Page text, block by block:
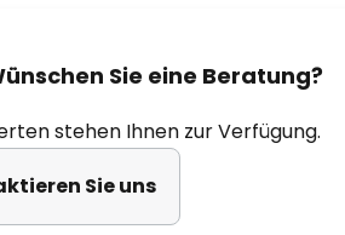
Sie eine Beratung?
stehen Ihnen zur Verfügung.
Sie uns